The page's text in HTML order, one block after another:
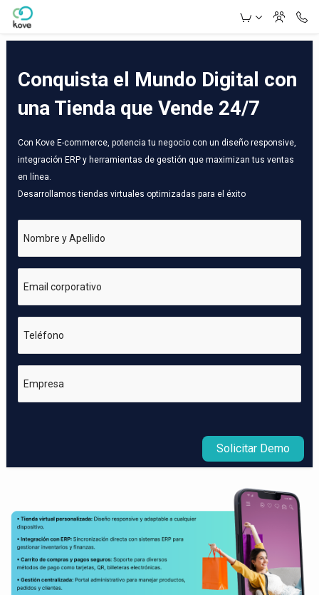
Skip to Main Content
Conquista el Mundo Digital con
una Tienda que Vende 24/7
Con Kove E-commerce, potencia tu negocio con un diseño responsive,
integración ERP y herramientas de gestión que maximizan tus ventas
en línea.
Desarrollamos tiendas virtuales optimizadas para el éxito
Nombre y Apellido
Email corporativo
Teléfono
Empresa
Solicitar Demo